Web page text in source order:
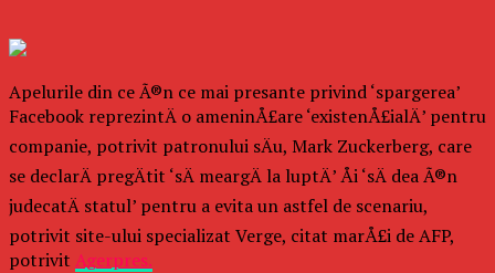
Apelurile din ce Ã®n ce mai presante privind ‘spargerea’
Facebook reprezintÄ o ameninÅ£are ‘existenÅ£ialÄ’ pentru
companie, potrivit patronului sÄu, Mark Zuckerberg, care
se declarÄ pregÄtit ‘sÄ meargÄ la luptÄ’ Åi ‘sÄ dea Ã®n
judecatÄ statul’ pentru a evita un astfel de scenariu,
potrivit site-ului specializat Verge, citat marÅ£i de AFP,
potrivit Agerpres.